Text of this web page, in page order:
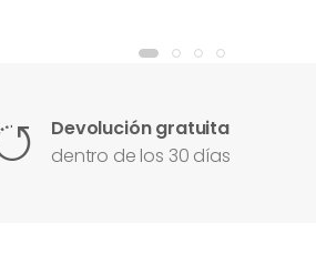
Devolución gratuita
dentro de los 30 días